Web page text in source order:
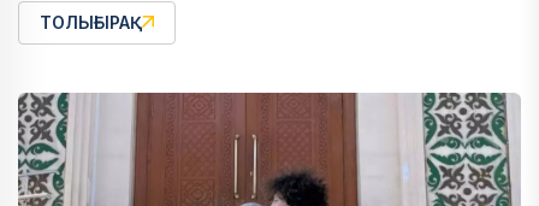
ТОЛЫҒЫРАҚ